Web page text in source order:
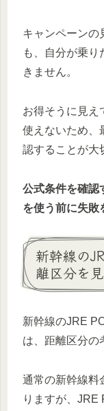
キャンペーンの
も、自分が乗
きません。
お得そうに見え
使えないため、
認することが大
公式条件を確認
を使う前に失敗
新幹線の
離区分を
新幹線のJRE
は、距離区分の
通常の新幹線料
りますが、JRE